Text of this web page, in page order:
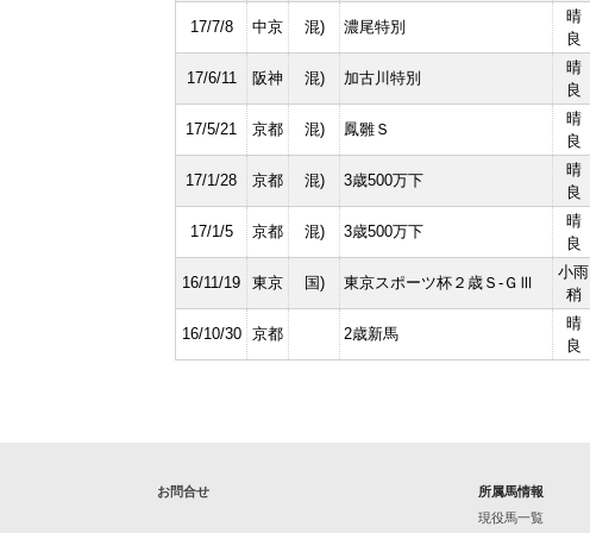
17/7/8 中京 混) 濃尾特別
晴
良
17/6/11 阪神 混) 加古川特別
晴
良
17/5/21 京都 混) 鳳雛Ｓ
晴
良
17/1/28 京都 混) 3歳500万下
晴
良
17/1/5 京都 混) 3歳500万下
晴
良
16/11/19 東京 国) 東京スポーツ杯２歳Ｓ-ＧⅢ
小雨
稍
16/10/30 京都 2歳新馬
晴
良
お問合せ
所属馬情報
現役馬一覧